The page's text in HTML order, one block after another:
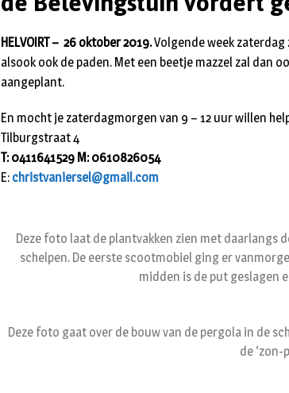
HELVOIRT – 26 oktober 2019.Volgende week
alsook ook de paden. Met een beetje mazzel zal dan
aangeplant.
En mocht je zaterdagmorgen van 9 – 12 uur willen
Tilburgstraat 4
T: 0411641529 M: 0610826054
E: christvaniersel@gmail.com
Deze foto laat de plantvakken zien met daarlangs
schelpen. De eerste scootmobiel ging er
midden is de put geslagen
Deze foto gaat over de bouw van de pergola in de
de ‘zon-